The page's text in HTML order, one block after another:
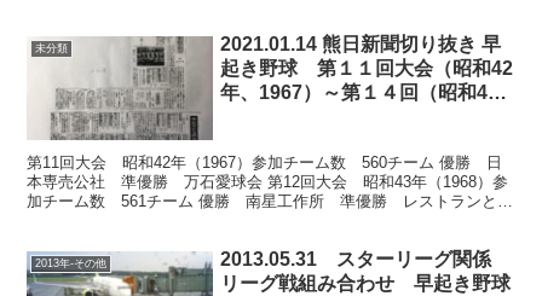
未分類
2021.01.14 熊日新聞切り抜き 早
起き野球 第１１回大会（昭和42
年、1967）～第１４回（昭和45
第11回大会 昭和42年（1967）参加チーム数 560チーム 優勝 日
本専売公社 準優勝 万石愛球会 第12回大会 昭和43年（1968）参
加チーム数 561チーム 優勝 南星工作所 準優勝 レストランとら
2013年-その他
2013.05.31 スターリーグ関係
リーグ戦組み合わせ 早起き野球